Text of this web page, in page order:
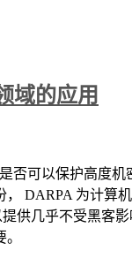
域的应用
否可以保护高度
DARPA 为计算
供几乎不受黑客